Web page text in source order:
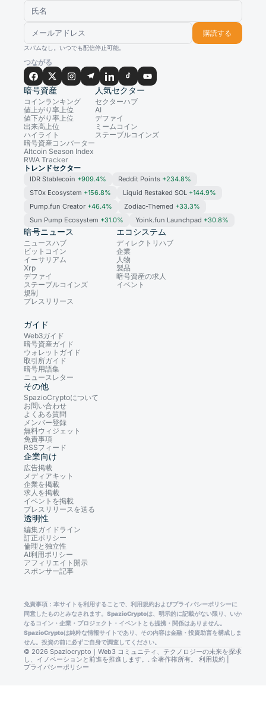
購読する
スパムなし。いつでも配信停止可能。
つながる
暗号資産
コインランキング
値上がり率上位
値下がり率上位
出来高上位
ハイライト
暗号資産コンバーター
Altcoin Season Index
RWA Tracker
人気セクター
セクターハブ
AI
デファイ
ミームコイン
ステーブルコインズ
トレンドセクター
IDR Stablecoin +909.4% Reddit Points +234.8%
ST0x Ecosystem +156.8% Liquid Restaked SOL +144.9%
Pump.fun Creator +46.4% Zodiac-Themed +33.3%
Sun Pump Ecosystem +31.0% Yoink.fun Launchpad +30.8%
暗号ニュース
ニュースハブ
ビットコイン
イーサリアム
Xrp
デファイ
ステーブルコインズ
規制
プレスリリース
エコシステム
ディレクトリハブ
企業
人物
製品
暗号資産の求人
イベント
ガイド
Web3ガイド
暗号資産ガイド
ウォレットガイド
取引所ガイド
暗号用語集
ニュースレター
その他
SpazioCryptoについて
お問い合わせ
よくある質問
メンバー登録
無料ウィジェット
免責事項
RSSフィード
企業向け
広告掲載
メディアキット
企業を掲載
求人を掲載
イベントを掲載
プレスリリースを送る
透明性
編集ガイドライン
訂正ポリシー
倫理と独立性
AI利用ポリシー
アフィリエイト開示
スポンサー記事
免責事項：本サイトを利用することで、利用規約およびプライバシーポリシーに
同意したものとみなされます。SpazioCryptoは、明示的に記載がない限り、いか
なるコイン・企業・プロジェクト・イベントとも提携・関係はありません。
SpazioCryptoは純粋な情報サイトであり、その内容は金融・投資助言を構成しま
せん。投資の前に必ずご自身で調査してください。
© 2026 Spaziocrypto｜Web3 コミュニティ、テクノロジーの未来を探求
し、イノベーションと前進を推進します。. 全著作権所有。 利用規約
プライバシーポリシー